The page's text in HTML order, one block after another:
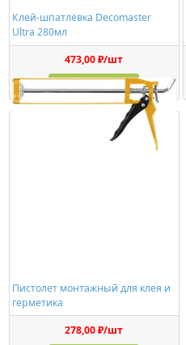
Клей-шпатлёвка Decomaster
Ultra 280мл
473,00 ₽/шт
Купить
Пистолет монтажный для клея и
герметика
278,00 ₽/шт